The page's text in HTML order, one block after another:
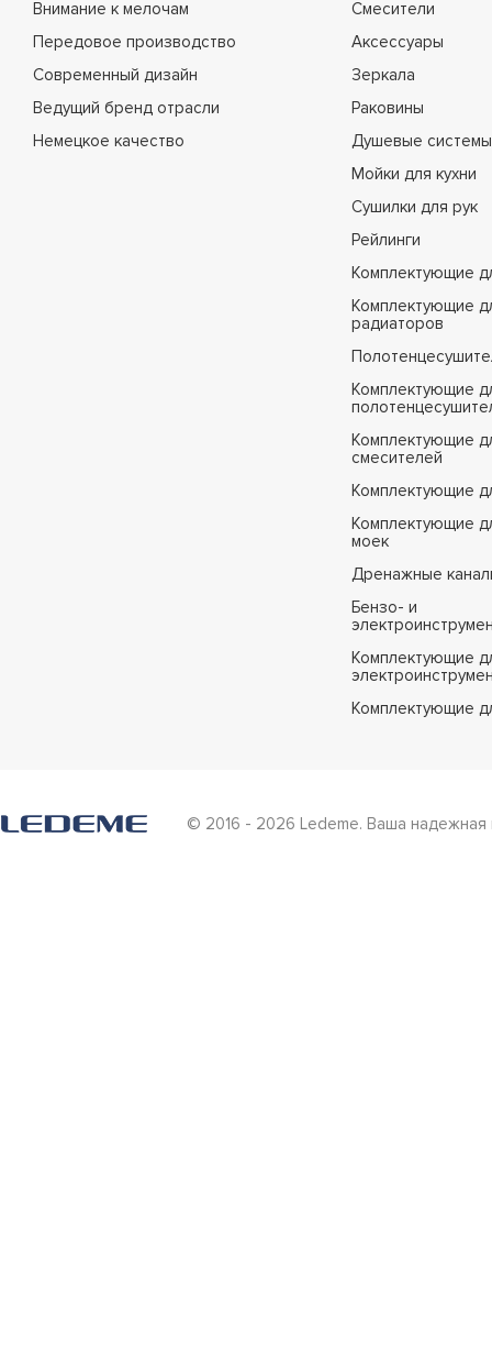
Внимание к мелочам
Передовое производство
Современный дизайн
Ведущий бренд отрасли
Немецкое качество
Смесители
Аксессуары
Зеркала
Раковины
Душевые системы
Мойки для кухни
Сушилки для рук
Рейлинги
Комплектующие
Комплектующие
радиаторов
Комплектующие
Комплектующие
смесителей
Комплектующие
Комплектующие
моек
Дренажные
Бензо- и
Комплектующие
Комплектующие
© 2016 - 2026 Ledeme. Ваша